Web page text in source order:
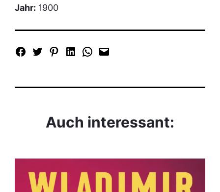
Jahr: 1900
Auch interessant: